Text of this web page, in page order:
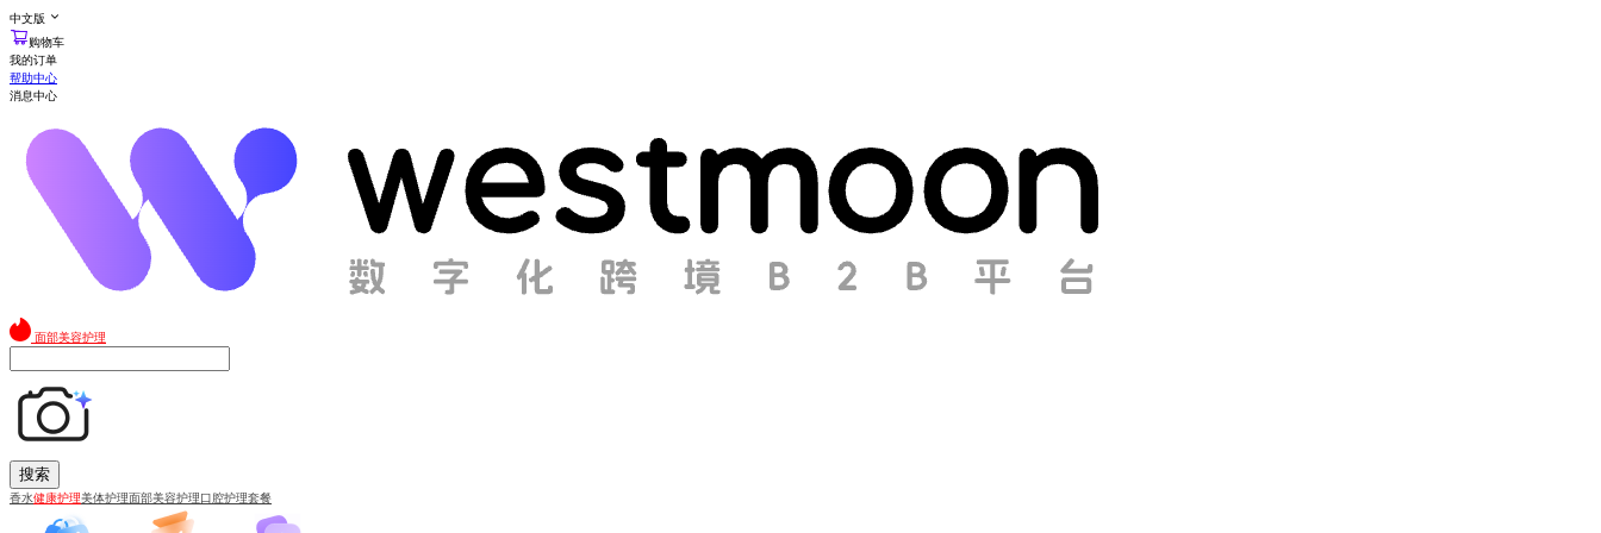
中文版
购物车
我的订单
帮助中心
消息中心
面部美容护理
搜索
香水健康护理美体护理面部美容护理口腔护理套餐